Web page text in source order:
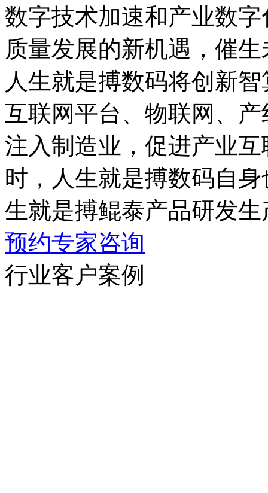
数字技术加速和产业数字
质量发展的新机遇，
人生就是搏数码将创新智
互联网平台、物联网
注入制造业，促进产业
时，人生就是搏数码自
生就是搏鲲泰产品研发
预约专家咨询
行业客户案例